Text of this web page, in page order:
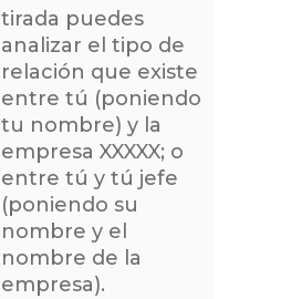
tirada puedes
analizar el tipo de
relación que existe
entre tú (poniendo
tu nombre) y la
empresa XXXXX; o
entre tú y tú jefe
(poniendo su
nombre y el
nombre de la
empresa).